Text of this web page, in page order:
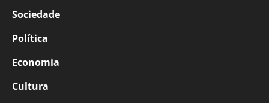
Sociedade
Política
Economia
Cultura